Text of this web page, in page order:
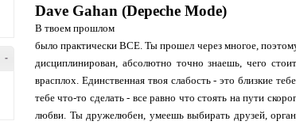
-
Dave Gahan (Depeche Mode)
В твоем прошлом
было практически ВСЕ. Ты прошел через многое,
дисциплинирован, абсолютно точно знаешь, чего
врасплох. Единственная твоя слабость - это близкие
тебе что-то сделать - все равно что стоять на пути
любви. Ты дружелюбен, умеешь выбирать друзей,